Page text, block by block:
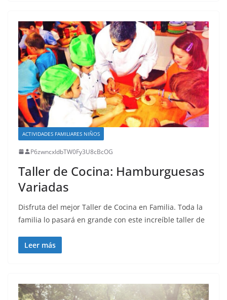
ACTIVIDADES FAMILIARES NIÑOS
P6zwncxIdbTW0Fy3U8cBcOG
Taller de Cocina: Hamburguesas
Variadas
Disfruta del mejor Taller de Cocina en Familia. Toda la
familia lo pasará en grande con este increíble taller de
Leer más